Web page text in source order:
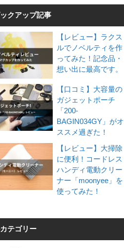
クアップ記事
【レビュー】ラクス
ルでノベルティを作
ってみた！記念品・
想い出に最高です。
【口コミ】大容量の
ガジェットポーチ
「200-
BAGIN034GY」がオ
ススメ過ぎた！
【レビュー】大掃除
に便利！コードレス
ハンディ電動クリー
ナー「moonyee」を
使ってみた！
テゴリー